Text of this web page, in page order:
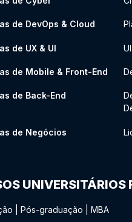
de DevOps & Cloud
de UX & UI
de Mobile & Front-End
de Back-End
de Negócios
UNIVERSITÁRIOS
Pós-graduação MBA